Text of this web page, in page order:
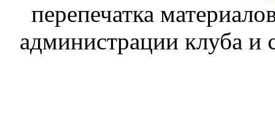
перепечатка
администрации клуба и